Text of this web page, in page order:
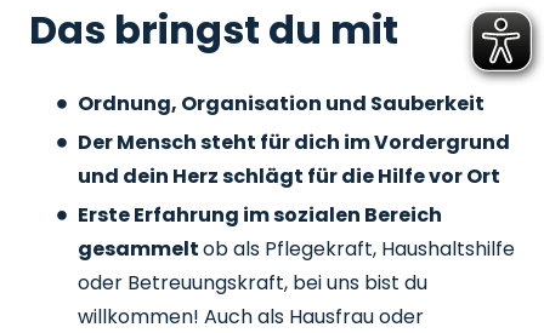
Das bringst du mit
Ordnung, Organisation und Sauberkeit
Der Mensch steht für dich im Vordergrund
und dein Herz schlägt für die Hilfe vor Ort
Erste Erfahrung im sozialen Bereich
gesammeltob als Pflegekraft, Haushaltshilfe
oder Betreuungskraft, bei uns bist du
willkommen! Auch als Hausfrau oder